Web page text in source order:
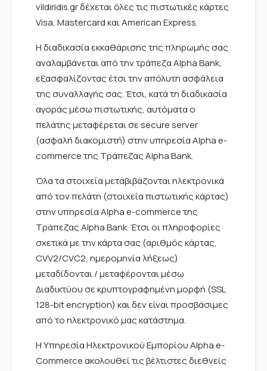
vildiridis.gr δέχεται όλες τις πιστωτικές κάρτες
Visa, Mastercard και American Express.
Η διαδικασία εκκαθάρισης της πληρωμής σας
αναλαμβάνεται από την τράπεζα Alpha Bank,
εξασφαλίζοντας έτσι την απόλυτη ασφάλεια
της συναλλαγής σας. Έτσι, κατά τη διαδικασία
αγοράς μέσω πιστωτικής, αυτόματα ο
πελάτης μεταφέρεται σε secure server
(ασφαλή διακομιστή) στην υπηρεσία Alpha e-
commerce της Τράπεζας Alpha Bank.
Όλα τα στοιχεία μεταβιβάζονται ηλεκτρονικά
από τον πελάτη (στοιχεία πιστωτικής κάρτας)
στην υπηρεσία Alpha e-commerce της
Τράπεζας Alpha Bank. Έτσι οι πληροφορίες
σχετικά με την κάρτα σας (αριθμός κάρτας,
CVV2/CVC2, ημερομηνία λήξεως)
μεταδίδονται / μεταφέρονται μέσω
Διαδικτύου σε κρυπτογραφημένη μορφή (SSL
128-bit encryption) και δεν είναι προσβάσιμες
από το ηλεκτρονικό μας κατάστημα.
Η Υπηρεσία Ηλεκτρονικού Eμπορίου Alpha e-
Commerce ακολουθεί τις βέλτιστες διεθνείς